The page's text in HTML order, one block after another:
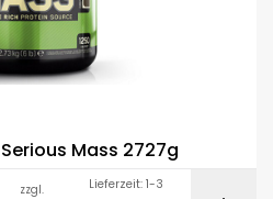
Mass 2727g
zzgl.
Lieferzeit: 1-3